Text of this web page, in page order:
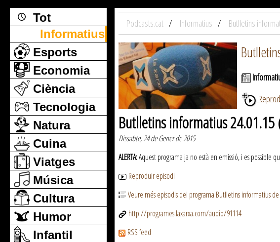
Tot
Informatius
Esports
Economia
Ciència
Tecnologia
Natura
Cuina
Viatges
Música
Cultura
Humor
Infantil
Podcasts.cat Informatius Butlletins
Butlletins informatius 24.01.15
Dissabte, 24 de Gener de 2015
ALERTA:Aquest programa ja no està en emissió, i es possible
Reproduir episodi
Veure més episodis del programa Butlletins informatius de
http://programes.laxarxa.com/audio/91114
RSS feed